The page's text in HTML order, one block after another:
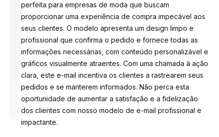
por
Anastasiia
perfeita para empresas de moda que buscam
proporcionar uma experiência de compra impecável aos
seus clientes. O modelo apresenta um design limpo e
profissional que confirma o pedido e fornece todas as
informações necessárias, com conteúdo personalizável e
gráficos visualmente atraentes. Com uma chamada à ação
clara, este e-mail incentiva os clientes a rastrearem seus
pedidos e se manterem informados. Não perca esta
oportunidade de aumentar a satisfação e a fidelização
dos clientes com nosso modelo de e-mail profissional e
impactante.